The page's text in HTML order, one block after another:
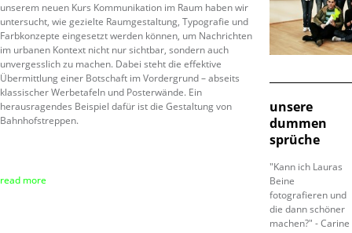
unserem neuen Kurs Kommunikation im Raum haben wir
untersucht, wie gezielte Raumgestaltung, Typografie und
Farbkonzepte eingesetzt werden können, um Nachrichten
im urbanen Kontext nicht nur sichtbar, sondern auch
unvergesslich zu machen. Dabei steht die effektive
Übermittlung einer Botschaft im Vordergrund – abseits
klassischer Werbetafeln und Posterwände. Ein
herausragendes Beispiel dafür ist die Gestaltung von
Bahnhofstreppen.
read more
unsere
dummen
sprüche
"Kann ich Lauras
Beine
fotografieren und
die dann schöner
machen?" - Carine